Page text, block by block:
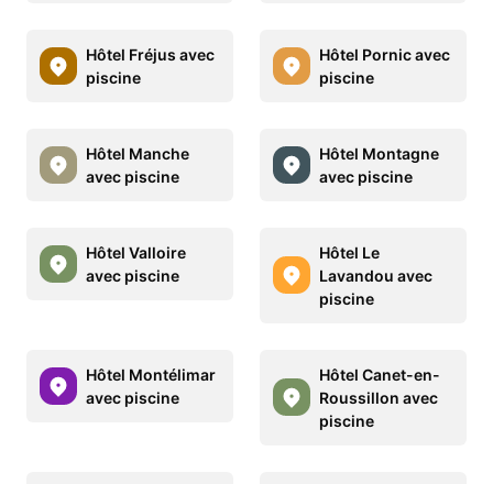
Hôtel Fréjus avec
piscine
Hôtel Pornic avec
piscine
Hôtel Manche
avec piscine
Hôtel Montagne
avec piscine
Hôtel Valloire
avec piscine
Hôtel Le
Lavandou avec
piscine
Hôtel Montélimar
avec piscine
Hôtel Canet-en-
Roussillon avec
piscine